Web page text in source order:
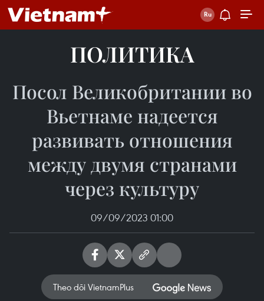
ПОЛИТИКА
Посол Великобритании во
Вьетнаме надеется
развивать отношения
между двумя странами
через культуру
09/09/2023 01:00
Theo dõi VietnamPlus